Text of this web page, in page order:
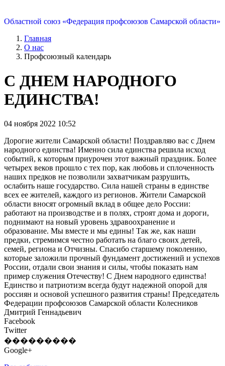
Областной союз «Федерация профсоюзов Самарской области»
Главная
О нас
Профсоюзный календарь
С ДНЕМ НАРОДНОГО
ЕДИНСТВА!
04 ноября 2022 10:52
Дорогие жители Самарской области! Поздравляю вас с Днем
народного единства! Именно сила единства решила исход
событий, к которым приурочен этот важный праздник. Более
четырех веков прошло с тех пор, как любовь и сплоченность
наших предков не позволили захватчикам разрушить,
ослабить наше государство. Сила нашей страны в единстве
всех ее жителей, каждого из регионов. Жители Самарской
области вносят огромный вклад в общее дело России:
работают на производстве и в полях, строят дома и дороги,
поднимают на новый уровень здравоохранение и
образование. Мы вместе и мы едины! Так же, как наши
предки, стремимся честно работать на благо своих детей,
семей, региона и Отчизны. Спасибо старшему поколению,
которые заложили прочный фундамент достижений и успехов
России, отдали свои знания и силы, чтобы показать нам
пример служения Отечеству! С Днем народного единства!
Единство и патриотизм всегда будут надежной опорой для
россиян и основой успешного развития страны! Председатель
Федерации профсоюзов Самарской области Колесников
Дмитрий Геннадьевич
Facebook
Twitter
���������
Google+